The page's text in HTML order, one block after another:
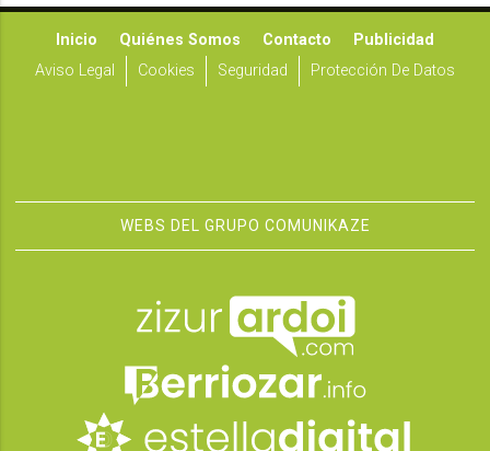
Inicio Quiénes Somos Contacto
Publicidad
Aviso Legal
Cookies Seguridad Protección De Datos
WEBS DEL GRUPO COMUNIKAZE